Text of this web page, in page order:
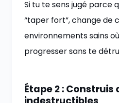
Si tu te sens jugé parce
“taper fort”, change de
environnements sains
progresser sans te
Étape 2 : Construis